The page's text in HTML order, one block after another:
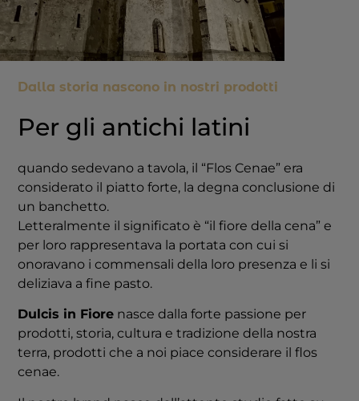
Dalla storia nascono in nostri prodotti
Per gli antichi latini
quando sedevano a tavola, il “Flos Cenae” era
considerato il piatto forte, la degna conclusione di
un banchetto.
Letteralmente il significato è “il fiore della cena” e
per loro rappresentava la portata con cui si
onoravano i commensali della loro presenza e li si
deliziava a fine pasto.
Dulcis in Fiore nasce dalla forte passione per
prodotti, storia, cultura e tradizione della nostra
terra, prodotti che a noi piace considerare il flos
cenae.